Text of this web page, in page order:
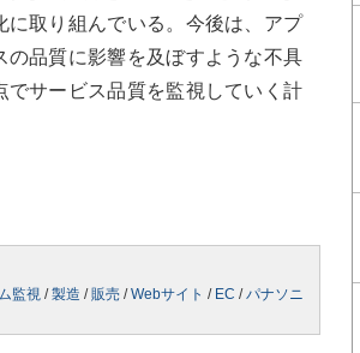
取り組んでいる。今後は、アプ
の品質に影響を及ぼすような不具
サービス品質を監視していく計
監視 /製造 /販売 /Webサイト / EC /パナソニ